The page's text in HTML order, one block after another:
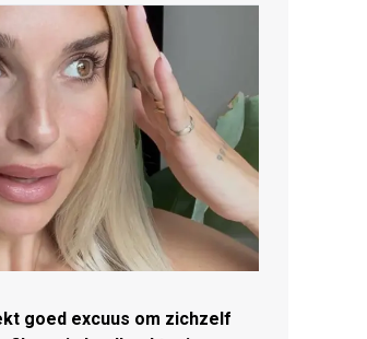
goed excuus om zichzelf